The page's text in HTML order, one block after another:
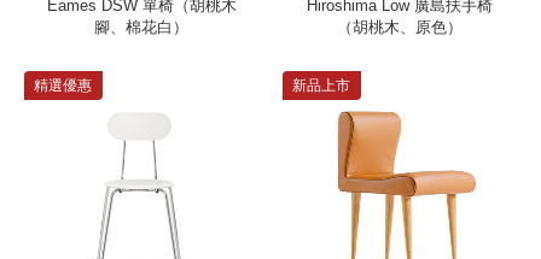
Eames DSW 單椅（胡桃木
腳、棉花白）
Hiroshima Low 廣島扶手椅
（胡桃木、原色）
精選優惠 新品上市